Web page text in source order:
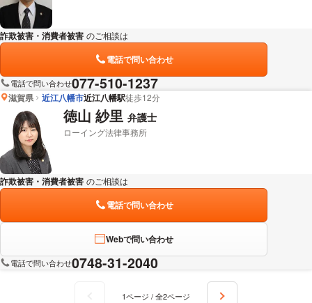
詐欺被害・消費者被害 のご相談は
電話で問い合わせ
電話で問い合わせ077-510-1237
滋賀県 近江八幡市近江八幡駅徒歩12分
徳山 紗里 弁護士
ローイング法律事務所
詐欺被害・消費者被害 のご相談は
電話で問い合わせ
Webで問い合わせ
電話で問い合わせ0748-31-2040
1ページ / 全2ページ